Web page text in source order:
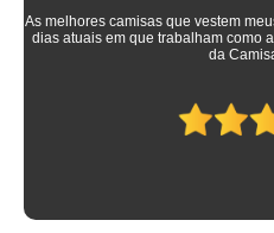
As melhores camisas que vestem
dias atuais em que trabalham como
da